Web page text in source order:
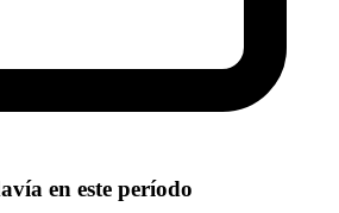
en este período